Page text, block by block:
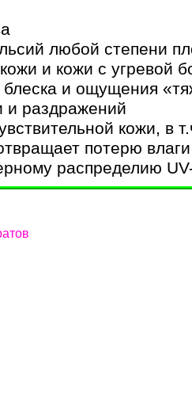
любой степени
и кожи с угревой
блеска и ощущения
и раздражений
кожи, в
потерю
распределию